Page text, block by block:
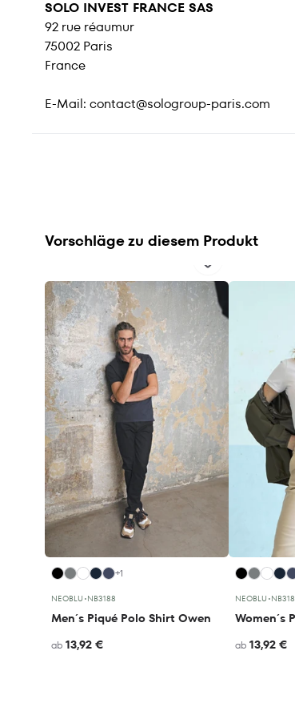
SOLO INVEST FRANCE SAS
92 rue réaumur
75002 Paris
France
E-Mail: contact@sologroup-paris.com
Vorschläge zu diesem Produkt
+1
NEOBLU •NB3188
Men´s Piqué Polo Shirt Owen
ab 13,92 €
NEOBLU •
ab 13,92 €